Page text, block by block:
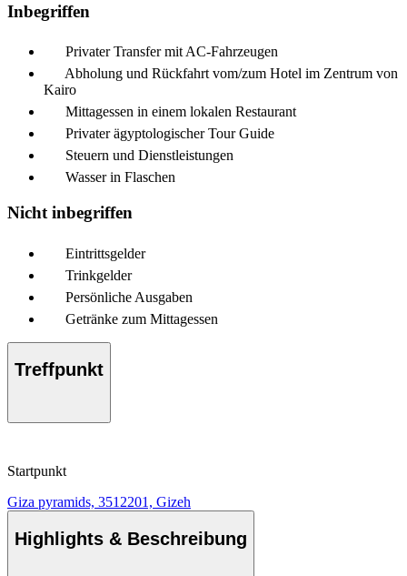
Inbegriffen
Privater Transfer mit AC-Fahrzeugen
Abholung und Rückfahrt vom/zum Hotel im Zentrum von
Kairo
Mittagessen in einem lokalen Restaurant
Privater ägyptologischer Tour Guide
Steuern und Dienstleistungen
Wasser in Flaschen
Nicht inbegriffen
Eintrittsgelder
Trinkgelder
Persönliche Ausgaben
Getränke zum Mittagessen
Treffpunkt
Startpunkt
Giza pyramids, 3512201, Gizeh
Highlights & Beschreibung